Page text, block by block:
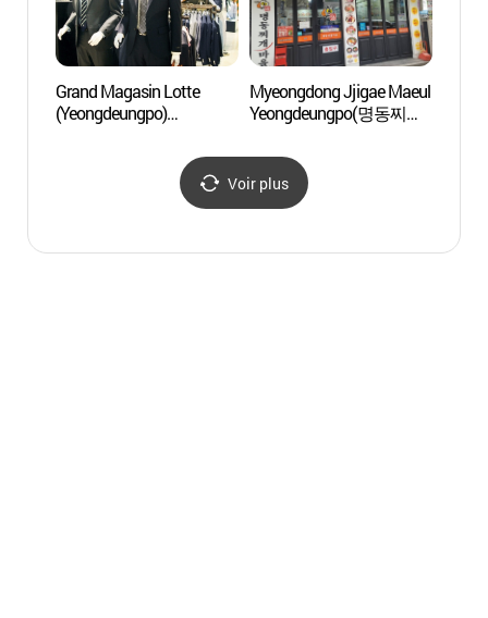
Grand Magasin Lotte
(Yeongdeungpo)
Myeongdong Jjigae Maeul
Yeongdeungpo(명동찌개
Voir plus